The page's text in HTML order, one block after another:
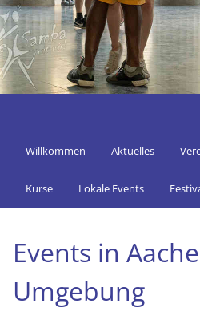
Willkommen Aktuelles
Kurse Lokale Events
Events in
Umgebung